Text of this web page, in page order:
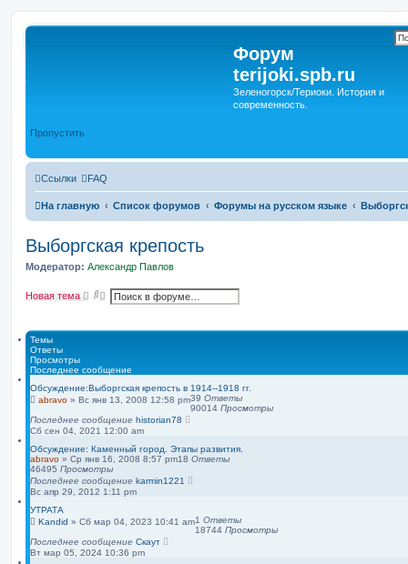
Форум
terijoki.spb.ru
Зеленогорск/Териоки. История и
современность.
Пропустить
Ссылки FAQ
На главную Список форумов Форумы на русском языке
Выборгская крепость
Модератор: Александр Павлов
Новая тема
П
н
ы
й
о
и
с
к
Темы
Ответы
Просмотры
Последнее сообщение
Обсуждение:Выборгская крепость в 1914--1918 гг.
abravo » Вс янв 13, 2008 12:58 pm39 Ответы
90014 Просмотры
Последнее сообщение historian78
Сб сен 04, 2021 12:00 am
Обсуждение: Каменный город. Этапы развития.
abravo » Ср янв 16, 2008 8:57 pm18 Ответы
46495 Просмотры
Последнее сообщение karmin1221
Вс апр 29, 2012 1:11 pm
УТРАТА
Kandid » Сб мар 04, 2023 10:41 am1 Ответы
18744 Просмотры
Последнее сообщение Скаут
Вт мар 05, 2024 10:36 pm